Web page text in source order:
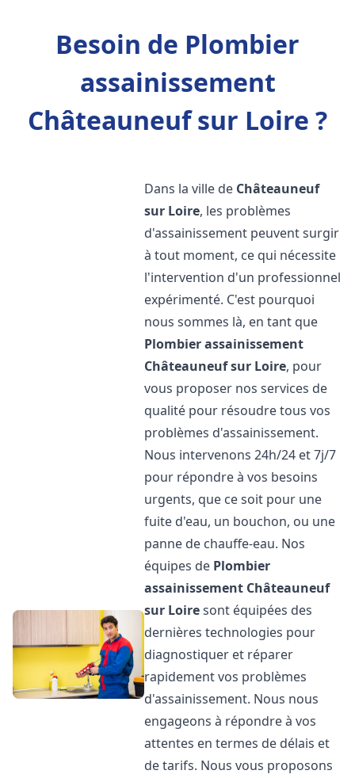
Besoin de Plombier
assainissement
Châteauneuf sur Loire ?
Dans la ville de Châteauneuf
sur Loire, les problèmes
d'assainissement peuvent surgir
à tout moment, ce qui nécessite
l'intervention d'un professionnel
expérimenté. C'est pourquoi
nous sommes là, en tant que
Plombier assainissement
Châteauneuf sur Loire, pour
vous proposer nos services de
qualité pour résoudre tous vos
problèmes d'assainissement.
Nous intervenons 24h/24 et 7j/7
pour répondre à vos besoins
urgents, que ce soit pour une
fuite d'eau, un bouchon, ou une
panne de chauffe-eau. Nos
équipes de Plombier
assainissement Châteauneuf
sur Loiresont équipées des
dernières technologies pour
diagnostiquer et réparer
rapidement vos problèmes
d'assainissement. Nous nous
engageons à répondre à vos
attentes en termes de délais et
de tarifs. Nous vous proposons